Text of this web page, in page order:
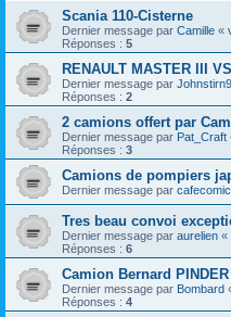
Scania 110-Cisterne
Dernier message par Camille «
Réponses : 5
RENAULT MASTER III
Dernier message par
Réponses : 2
2 camions offert par
Dernier message par Pat_Craft
Réponses : 3
Camions de pompiers
Dernier message par
Tres beau convoi
Dernier message par aurelien «
Réponses : 6
Camion Bernard PINDER
Dernier message par Bombard
Réponses : 4